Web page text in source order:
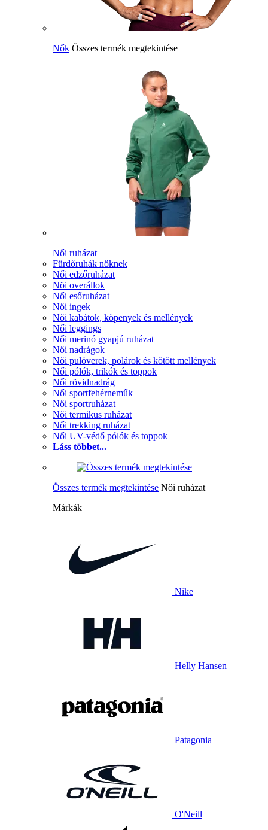
Nők Összes termék megtekintése
Női ruházat
Fürdőruhák nőknek
Női edzőruházat
Nöi overállok
Női esőruházat
Női ingek
Női kabátok, köpenyek és mellények
Női leggings
Női merinó gyapjú ruházat
Női nadrágok
Női pulóverek, polárok és kötött mellények
Női pólók, trikók és toppok
Női rövidnadrág
Női sportfehérneműk
Női sportruházat
Női termikus ruházat
Női trekking ruházat
Női UV-védő pólók és toppok
Láss többet...
Összes termék megtekintése Női ruházat
Márkák
Nike
Helly Hansen
Patagonia
O'Neill